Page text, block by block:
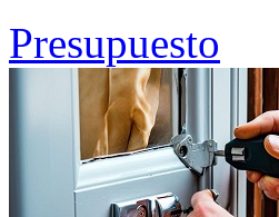
Presupuesto